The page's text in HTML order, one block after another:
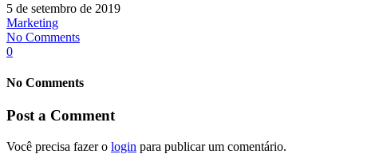
5 de setembro de 2019
Marketing
No Comments
0
No Comments
Post a Comment
Você precisa fazer o login para publicar um comentário.